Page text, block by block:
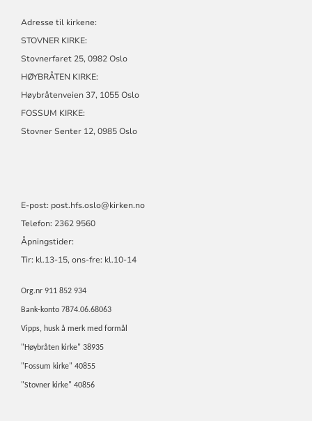
Adresse til kirkene:
STOVNER KIRKE:
Stovnerfaret 25, 0982 Oslo
HØYBRÅTEN KIRKE:
Høybråtenveien 37, 1055 Oslo
FOSSUM KIRKE:
Stovner Senter 12, 0985 Oslo
E-post: post.hfs.oslo@kirken.no
Telefon: 2362 9560
Åpningstider:
Tir: kl.13-15, ons-fre: kl.10-14
Org.nr 911 852 934
Bank-konto 7874.06.68063
Vipps, husk å merk med formål
"Høybråten kirke" 38935
"Fossum kirke" 40855
"Stovner kirke" 40856